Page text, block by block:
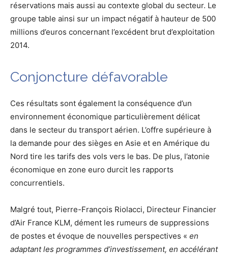
réservations mais aussi au contexte global du secteur. Le
groupe table ainsi sur un impact négatif à hauteur de 500
millions d’euros concernant l’excédent brut d’exploitation
2014.
Conjoncture défavorable
Ces résultats sont également la conséquence d’un
environnement économique particulièrement délicat
dans le secteur du transport aérien. L’offre supérieure à
la demande pour des sièges en Asie et en Amérique du
Nord tire les tarifs des vols vers le bas. De plus, l’atonie
économique en zone euro durcit les rapports
concurrentiels.
Malgré tout, Pierre-François Riolacci, Directeur Financier
d’Air France KLM, dément les rumeurs de suppressions
de postes et évoque de nouvelles perspectives « en
adaptant les programmes d’investissement, en accélérant